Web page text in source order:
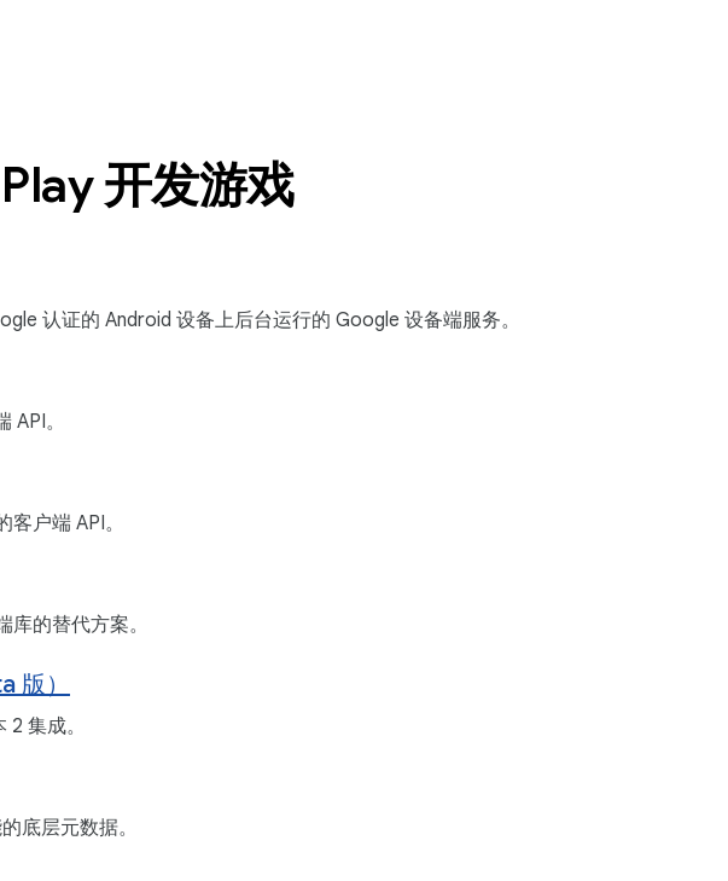
开发游戏
认证的 Android 设备上后台运行的 Google 设备端服务。
API。
户端 API。
的替代方案。
版）
集成。
底层元数据。